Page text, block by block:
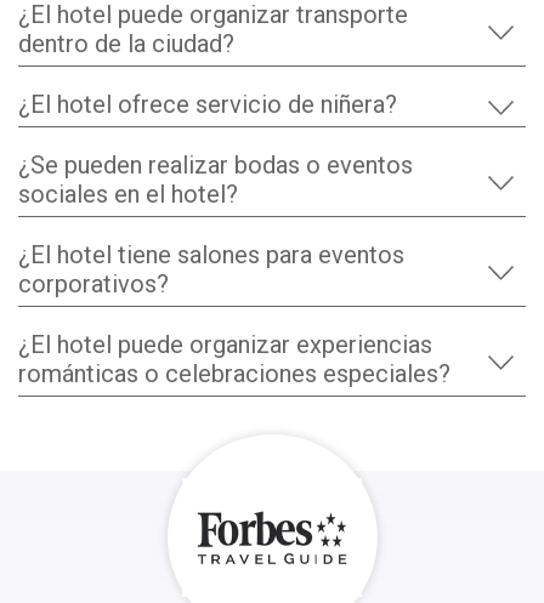
¿El hotel puede organizar transporte
dentro de la ciudad?
¿El hotel ofrece servicio de niñera?
¿Se pueden realizar bodas o eventos
sociales en el hotel?
¿El hotel tiene salones para eventos
corporativos?
¿El hotel puede organizar experiencias
románticas o celebraciones especiales?